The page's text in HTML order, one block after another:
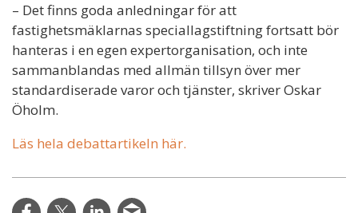
– Det finns goda anledningar för att
fastighetsmäklarnas speciallagstiftning fortsatt bör
hanteras i en egen expertorganisation, och inte
sammanblandas med allmän tillsyn över mer
standardiserade varor och tjänster, skriver Oskar
Öholm.
Läs hela debattartikeln här.